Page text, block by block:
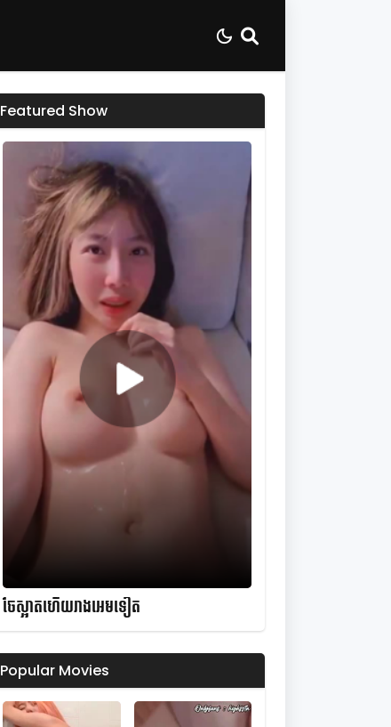
Featured Show
ចែស្អាតហើយរាងអេមទៀត
Popular Movies